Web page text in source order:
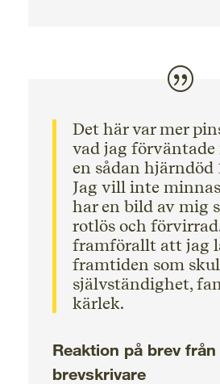
Det här var mer
vad jag förväntade
en sådan hjärndöd
Jag vill inte
har en bild av mig
rotlös och
framförallt att jag
framtiden som
självständighet,
kärlek.
Reaktion på brev
brevskrivare